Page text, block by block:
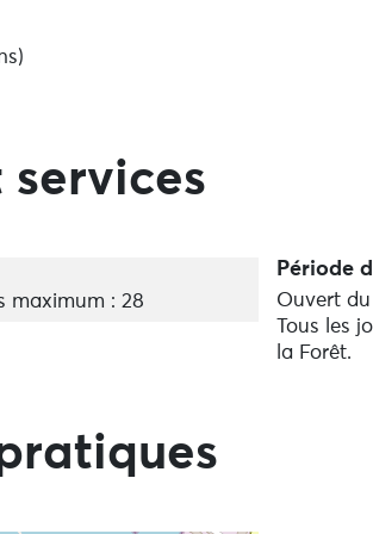
:
petits coins méconnus de la baie de
services
maximum : 28
Période
Ouvert
Tous les
la Forêt.